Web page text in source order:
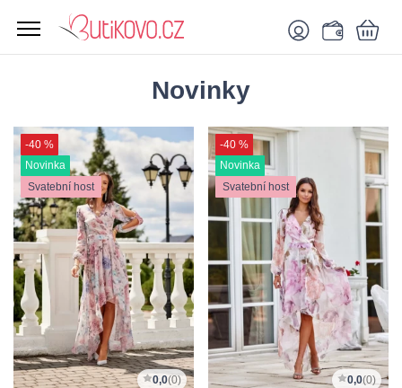
Novinky
-40 %
Novinka
Svatební host
0,0(0)
-40 %
Novinka
Svatební host
0,0(0)